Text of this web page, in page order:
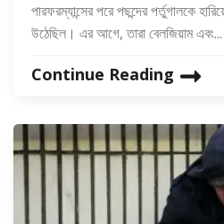
পারফরম্যান্সের পরে পছন্দের পর্তুগালকে
উঠেছিল। এর আগে, তারা বেলজিয়াম এবং...
Continue Reading